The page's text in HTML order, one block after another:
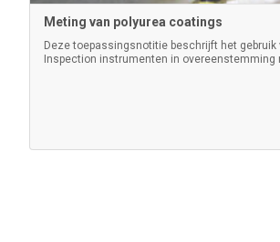
Meting van polyurea coatings
Deze toepassingsnotitie beschrijft het gebruik
Inspection instrumenten in overeenstemming